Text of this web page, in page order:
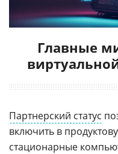
Главные
Партнерский статус
включить в
стационарные